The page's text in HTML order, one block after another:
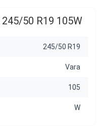
50 R19 105W
245/50 R19
Vara
105
W